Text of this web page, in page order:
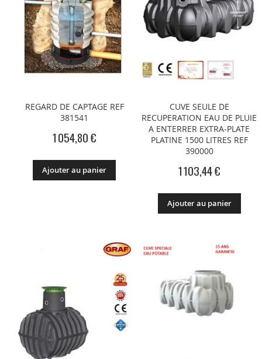
REGARD DE CAPTAGE REF
381541
1 054,80 €
Ajouter au panier
CUVE SEULE DE
RECUPERATION EAU DE PLUIE
A ENTERRER EXTRA-PLATE
PLATINE 1500 LITRES REF
390000
1 103,44 €
Ajouter au panier